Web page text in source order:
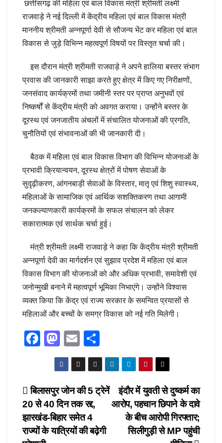
छत्तीसगढ़ की महिला एवं बाल विकास मंत्री श्रीमती लक्ष्मी
राजवाड़े ने नई दिल्ली में केंद्रीय महिला एवं बाल विकास मंत्री
माननीय श्रीमती अन्नपूर्णा देवी से सौजन्य भेंट कर महिला एवं बाल
विकास से जुड़े विभिन्न महत्वपूर्ण विषयों पर विस्तृत चर्चा की।
इस दौरान मंत्री श्रीमती राजवाड़े ने अपने हालिया बस्तर संभाग
प्रवास की जानकारी साझा करते हुए क्षेत्र में किए गए निरीक्षणों,
जनसंवाद कार्यक्रमों तथा जमीनी स्तर पर प्राप्त अनुभवों एवं
निष्कर्षों से केंद्रीय मंत्री को अवगत कराया। उन्होंने बस्तर के
दूरस्थ एवं जनजातीय अंचलों में संचालित योजनाओं की प्रगति,
चुनौतियों एवं संभावनाओं की भी जानकारी दी।
बैठक में महिला एवं बाल विकास विभाग की विभिन्न योजनाओं के
प्रभावी क्रियान्वयन, दूरस्थ क्षेत्रों में पोषण सेवाओं के
सुदृढ़ीकरण, आंगनबाड़ी सेवाओं के विस्तार, मातृ एवं शिशु स्वास्थ्य,
महिलाओं के सामाजिक एवं आर्थिक सशक्तिकरण तथा आगामी
जनकल्याणकारी कार्यक्रमों के सफल संचालन को लेकर
सकारात्मक एवं सार्थक चर्चा हुई।
मंत्री श्रीमती लक्ष्मी राजवाड़े ने कहा कि केंद्रीय मंत्री श्रीमती
अन्नपूर्णा देवी का मार्गदर्शन एवं सुझाव प्रदेश में महिला एवं बाल
विकास विभाग की योजनाओं को और अधिक प्रभावी, समावेशी एवं
जनोन्मुखी बनाने में महत्वपूर्ण भूमिका निभाएंगे। उन्होंने विश्वास
व्यक्त किया कि केंद्र एवं राज्य सरकार के समन्वित प्रयासों से
महिलाओं और बच्चों के समग्र विकास को नई गति मिलेगी।
F
e
b
o
o
M
a
st
o
d
o
n
E
m
ail
h
ar
e
Post
navigation
इंदौर में युवती से दुष्कर्म का
आरोप, पहचान छिपाने के दावे
के बीच आरोपी गिरफ्तार;
सिलीगुड़ी से MP पहुंची
बिलासपुर जोन की 5 ट्रेनें
20 से 40 दिन तक रद्द,
झारखंड-बिहार समेत 4
राज्यों के यात्रियों की बढ़ेगी